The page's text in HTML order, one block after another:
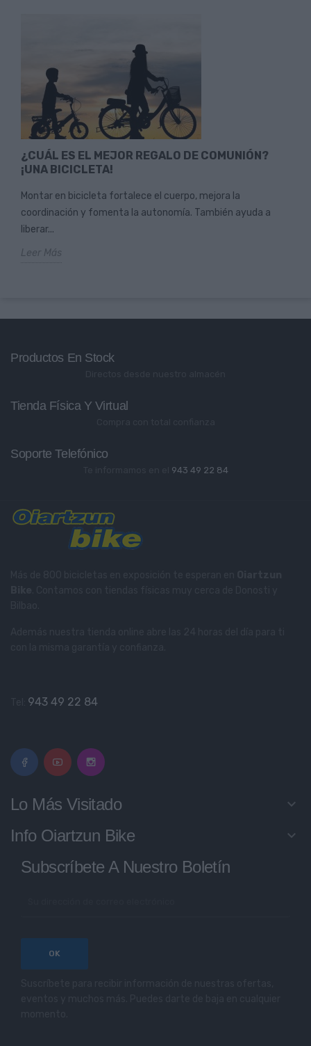
¿CUÁL ES EL MEJOR REGALO DE COMUNIÓN?
¡UNA BICICLETA!
Montar en bicicleta fortalece el cuerpo, mejora la
coordinación y fomenta la autonomía. También ayuda a
liberar...
Leer Más
Productos En Stock
Tienda Física Y Virtual
Soporte Telefónico
943 49 22 84
943 49 22 84
Lo Más Visitado keyboard_arrow_down
Info Oiartzun Bike keyboard_arrow_down
Subscríbete A Nuestro Boletín